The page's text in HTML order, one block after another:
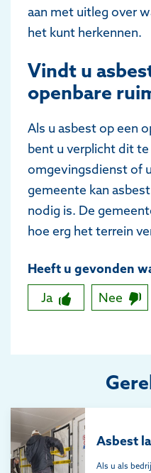
aan met uitleg over
het kunt herkennen.
Vindt u
openbare
Als u asbest op een
bent u verplicht dit
omgevingsdienst of
gemeente kan
nodig is. De
hoe erg het terrein
Heeft u gevonden
Ja
Nee
Asbest
Als u als